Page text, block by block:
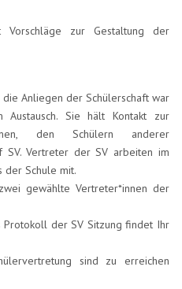
Vorschläge zur Gestaltung der
Anliegen der Schülerschaft war
Sie hält Kontakt zur
den Schülern anderer
SV. Vertreter der SV arbeiten im
der Schule mit.
gewählte Vertreter*innen der
der SV Sitzung findet Ihr
sind zu erreichen